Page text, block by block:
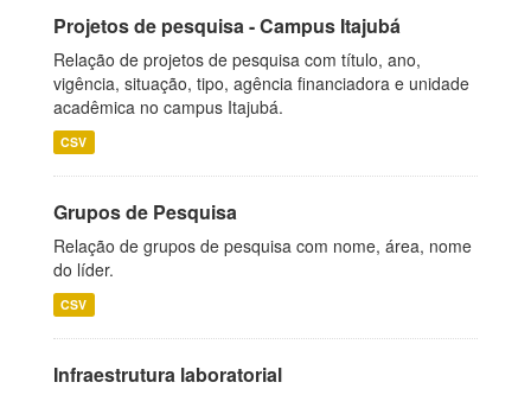
Projetos de pesquisa - Campus Itajubá
Relação de projetos de pesquisa com título, ano,
vigência, situação, tipo, agência financiadora e unidade
acadêmica no campus Itajubá.
CSV
Grupos de Pesquisa
Relação de grupos de pesquisa com nome, área, nome
do líder.
CSV
Infraestrutura laboratorial